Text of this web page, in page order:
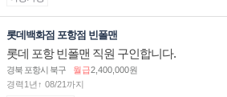
롯데백화점 포항점 빈폴맨
롯데 포항 빈폴맨 직원 구인합니다.
경북 포항시 북구 월급2,400,000원
경력1년↑ 08/21까지